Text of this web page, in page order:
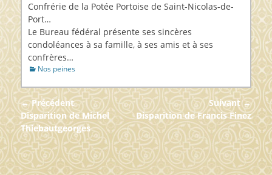
Confrérie de la Potée Portoise de Saint-Nicolas-de-
Port…
Le Bureau fédéral présente ses sincères
condoléances à sa famille, à ses amis et à ses
confrères…
Catégories
Nos peines
Navigation
de
l’article
← Précédent
Article
précédent :
Disparition de Michel
Thiebautgeorges
Suivant →
Article
suivant :
Disparition de Francis Finez